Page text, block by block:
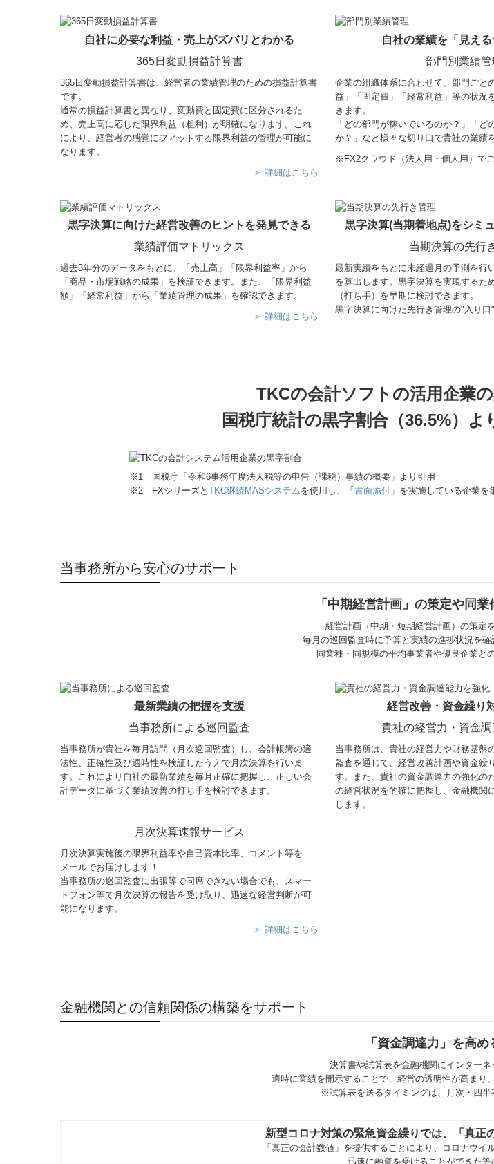
自社に必要な利益・売上がズバリとわかる
365日変動損益計算書
365日変動損益計算書は、経営者の業績管理のための損益計算書
です。
通常の損益計算書と異なり、変動費と固定費に区分されるた
め、売上高に応じた限界利益（粗利）が明確になります。これ
により、経営者の感覚にフィットする限界利益の管理が可能に
なります。
＞ 詳細はこちら
自社の業績を「見え
部門別業績管
企業の組織体系に合わせて、部門ごと
益」「固定費」「経常利益」等の状況
きます。
「どの部門が稼いでいるのか？」「ど
か？」など様々な切り口で貴社の業績
※ FX2クラウド（法人用・個人用）で
黒字決算に向けた経営改善のヒントを発見できる
業績評価マトリックス
過去3年分のデータをもとに、「売上高」「限界利益率」から
「商品・市場戦略の成果」を検証できます。また、「限界利益
額」「経常利益」から「業績管理の成果」を確認できます。
＞ 詳細はこちら
黒字決算(当期着地点)をシミ
当期決算の先行
最新実績をもとに未経過月の予測を行
を算出します。黒字決算を実現するた
（打ち手）を早期に検討できます。
黒字決算に向けた先行き管理の"入り口
TKCの会計ソフトの活用企業の
国税庁統計の黒字割合（36.5%）よ
※1 国税庁「令和6事務年度法人税等の申告（課税）事績の概要」より引用
※2 FXシリーズと TKC継続MASシステムを使用し、「書面添付 」を実施している企業を
当事務所から安心のサポート
「中期経営計画」の策定や同
経営計画（中期・短期経営計画）の策定
毎月の巡回監査時に予算と実績の進捗状況を確
同業種・同規模の平均事業者や優良企業と
最新業績の把握を支援
当事務所による巡回監査
当事務所が貴社を毎月訪問（月次巡回監査）し、会計帳簿の適
法性、正確性及び適時性を検証したうえで月次決算を行いま
す。これにより自社の最新業績を毎月正確に把握し、正しい会
計データに基づく業績改善の打ち手を検討できます。
月次決算速報サービス
月次決算実施後の限界利益率や自己資本比率、コメント等を
メールでお届けします！
当事務所の巡回監査に出張等で同席できない場合でも、スマー
トフォン等で月次決算の報告を受け取り、迅速な経営判断が可
能になります。
＞ 詳細はこちら
経営改善・資金繰り
貴社の経営力・資金
当事務所は、貴社の経営力や財務基盤
監査を通じて、経営改善計画や資金繰
す。また、貴社の資金調達力の強化の
の経営状況を的確に把握し、金融機関
します。
金融機関との信頼関係の構築をサポート
「資金調達力」を高
決算書や試算表を金融機関にインターネ
適時に業績を開示することで、経営の透明性が高まり
※試算表を送るタイミングは、月次・四半
新型コロナ対策の緊急資金繰りでは、「真正
「真正の会計数値」を提供することにより、コロナウイ
迅速に融資を受けることができた等